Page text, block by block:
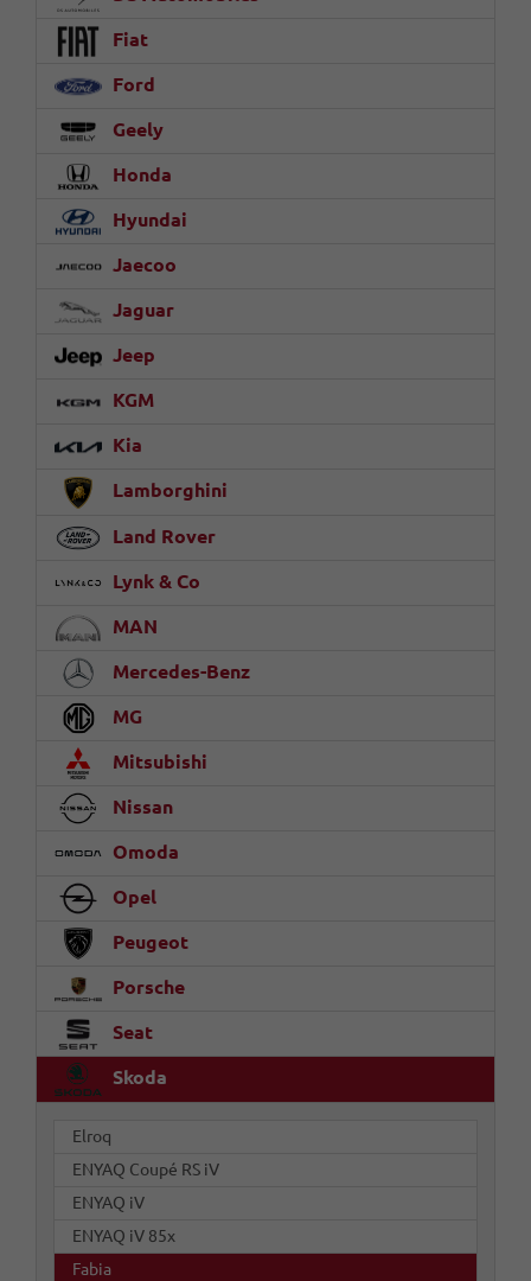
Fiat
Ford
Geely
Honda
Hyundai
Jaecoo
Jaguar
Jeep
KGM
Kia
Lamborghini
Land Rover
Lynk & Co
MAN
Mercedes-Benz
MG
Mitsubishi
Nissan
Omoda
Opel
Peugeot
Porsche
Seat
Skoda
Elroq
ENYAQ Coupé RS iV
ENYAQ iV
ENYAQ iV 85x
Fabia